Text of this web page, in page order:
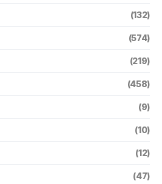
(132)
(574)
(219)
(458)
(9)
(10)
(12)
(47)